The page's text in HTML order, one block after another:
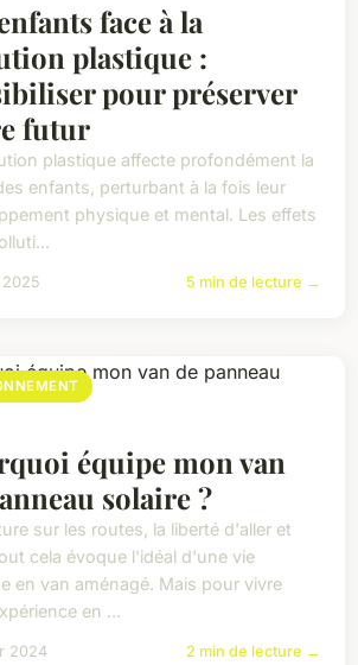
face à la
plastique :
pour préserver
futur
plastique affecte profondément la
enfants, perturbant à la fois leur
physique et mental. Les effets
5 min de lecture →
équipe mon van
solaire ?
sur les routes, la liberté d'aller et
cela évoque l'idéal d'une vie
en van aménagé. Mais pour vivre
en ...
2024 2 min de lecture →